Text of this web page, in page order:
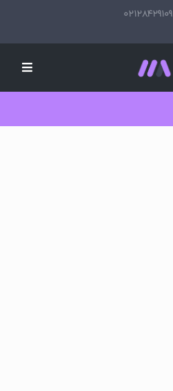
02128429109